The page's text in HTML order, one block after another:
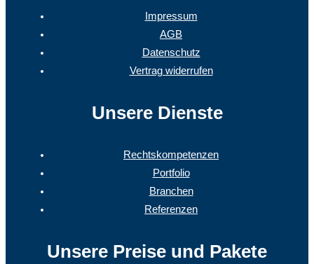
Impressum
AGB
Datenschutz
Vertrag widerrufen
Unsere Dienste
Rechtskompetenzen
Portfolio
Branchen
Referenzen
Unsere Preise und Pakete